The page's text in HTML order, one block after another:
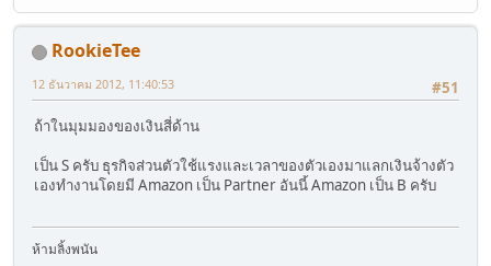
RookieTee
#51
12 ธันวาคม 2012, 11:40:53
ถ้าในมุมมองของเงินสี่ด้าน
เป็น S ครับ ธุรกิจส่วนตัวใช้แรงและเวลาของตัวเองมาแลกเงินจ้างตัว
เองทำงานโดยมี Amazon เป็น Partner อันนี้ Amazon เป็น B ครับ
ห้ามลิ้งพนัน